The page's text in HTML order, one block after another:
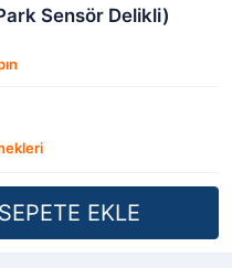
Sensör Delikli)